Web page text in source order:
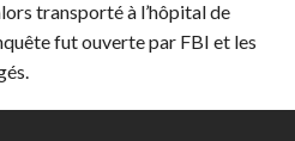
transporté à l’hôpital de
fut ouverte par FBI et les